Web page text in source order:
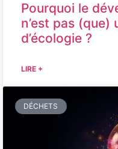
Pourquoi le
n’est pas (que)
d’écologie ?
LIRE +
DÉCHETS